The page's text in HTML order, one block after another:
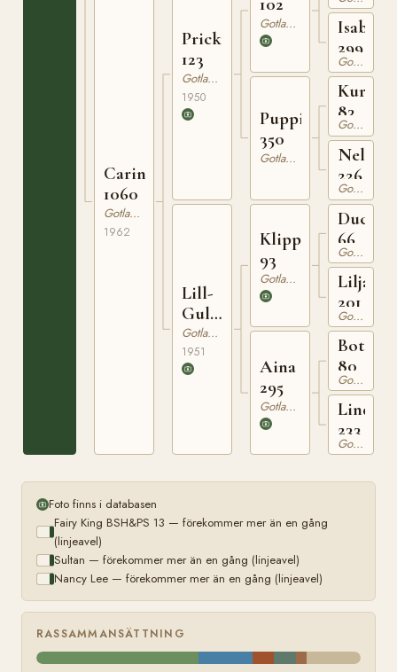
Carina
1060
Gotlandsruss
1962
Prick
123
Gotlandsruss
1950
Lill-
Gull
445Gotlandsruss
1951
Gotlandsruss
Puppi
350
Gotlandsruss
Klipp
93
Gotlandsruss
Aina
295
Gotlandsruss
Isabella
299
Gotlandsruss
Kurre
83
Gotlandsruss
Nella
226
Gotlandsruss
Ducke
66
Gotlandsruss
Liljan
201
Gotlandsruss
Botajr
80
Gotlandsruss
Linda
233
Gotlandsruss
Foto finns i databasen
Fairy King BSH&PS 13 — förekommer mer än en gång
(linjeavel)
Sultan — förekommer mer än en gång (linjeavel)
Nancy Lee — förekommer mer än en gång (linjeavel)
RASSAMMANSÄTTNING